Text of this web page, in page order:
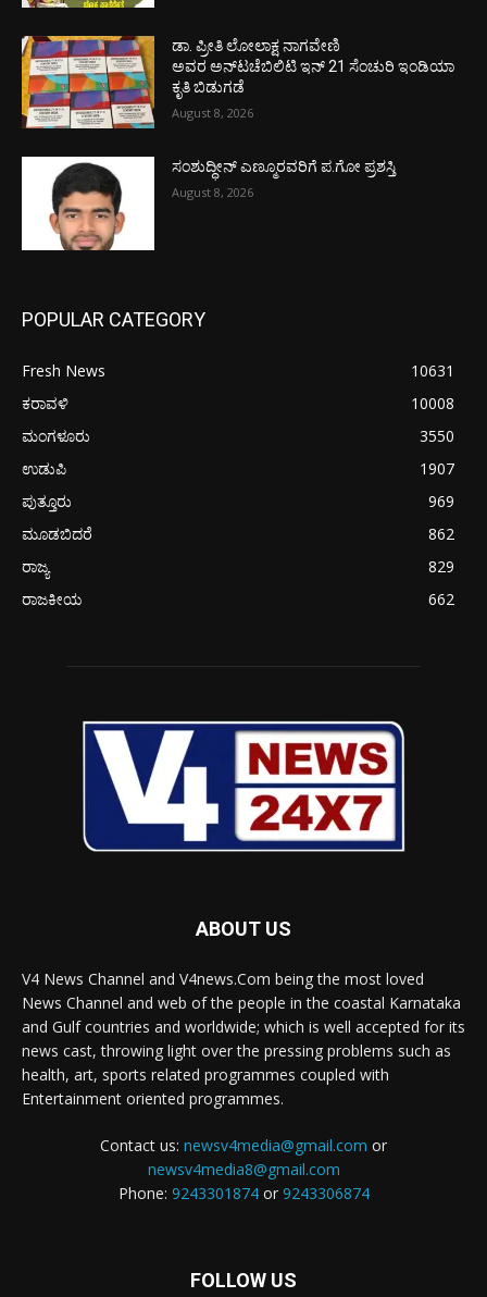
ಡಾ. ಪ್ರೀತಿ ಲೋಲಾಕ್ಷ ನಾಗವೇಣಿ
ಅವರ ಅನ್‌ಟಚೆಬಿಲಿಟಿ ಇನ್ 21 ಸೆಂಚುರಿ ಇಂಡಿಯಾ
ಕೃತಿ ಬಿಡುಗಡೆ
August 8, 2026
ಸಂಶುದ್ಧೀನ್ ಎಣ್ಮೂರವರಿಗೆ ಪ.ಗೋ ಪ್ರಶಸ್ತಿ
August 8, 2026
POPULAR CATEGORY
Fresh News
10631
ಕರಾವಳಿ
10008
ಮಂಗಳೂರು
3550
ಉಡುಪಿ
1907
ಪುತ್ತೂರು
969
ಮೂಡಬಿದರೆ
862
ರಾಜ್ಯ
829
ರಾಜಕೀಯ
662
ABOUT US
V4 News Channel and V4news.Com being the most loved
News Channel and web of the people in the coastal Karnataka
and Gulf countries and worldwide; which is well accepted for its
news cast, throwing light over the pressing problems such as
health, art, sports related programmes coupled with
Entertainment oriented programmes.
Contact us: newsv4media@gmail.com or
newsv4media8@gmail.com
Phone: 9243301874or 9243306874
FOLLOW US